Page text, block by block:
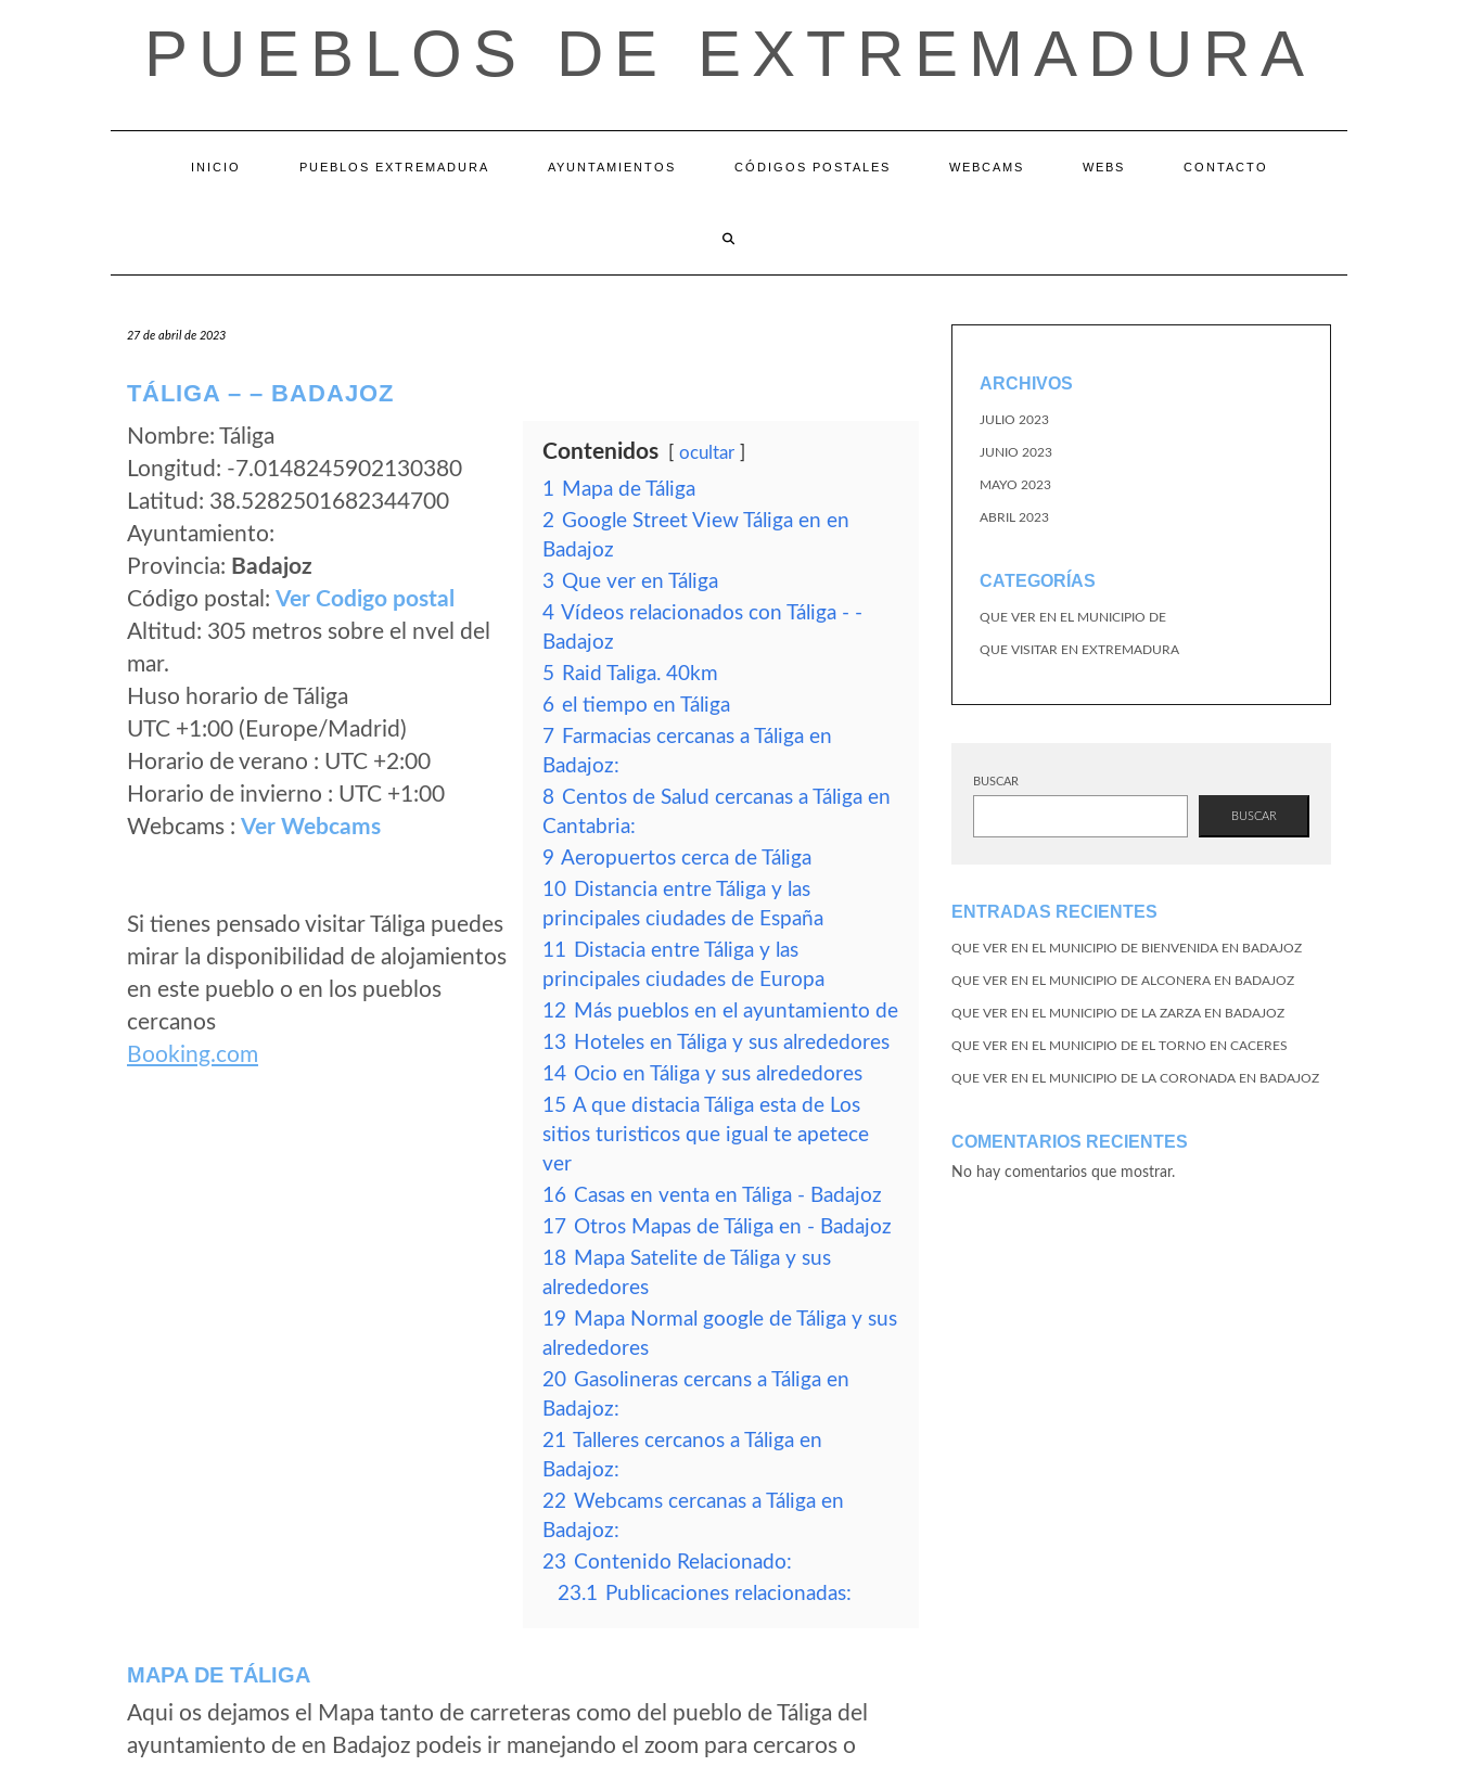
PUEBLOS DE EXTREMADURA
INICIO PUEBLOS EXTREMADURA AYUNTAMIENTOS CÓDIGOS POSTALES WEBCAMS WEBS CONTACTO
27 de abril de 2023
TÁLIGA – – BADAJOZ
Nombre: Táliga
Longitud: -7.0148245902130380
Latitud: 38.5282501682344700
Ayuntamiento:
Provincia: Badajoz
Código postal: Ver Codigo postal
Altitud: 305 metros sobre el nvel del
mar.
Huso horario de Táliga
UTC +1:00 (Europe/Madrid)
Horario de verano : UTC +2:00
Horario de invierno : UTC +1:00
Webcams : Ver Webcams
Si tienes pensado visitar Táliga puedes
mirar la disponibilidad de alojamientos
en este pueblo o en los pueblos
cercanos
Booking.com
Contenidos ocultar
1 Mapa de Táliga
2 Google Street View Táliga en en
Badajoz
3 Que ver en Táliga
4 Vídeos relacionados con Táliga - -
Badajoz
5 Raid Taliga. 40km
6 el tiempo en Táliga
7 Farmacias cercanas a Táliga en
Badajoz:
8 Centos de Salud cercanas a Táliga en
Cantabria:
9 Aeropuertos cerca de Táliga
10 Distancia entre Táliga y las
principales ciudades de España
11 Distacia entre Táliga y las
principales ciudades de Europa
12 Más pueblos en el ayuntamiento de
13 Hoteles en Táliga y sus alrededores
14 Ocio en Táliga y sus alrededores
15 A que distacia Táliga esta de Los
sitios turisticos que igual te apetece
ver
16 Casas en venta en Táliga - Badajoz
17 Otros Mapas de Táliga en - Badajoz
18 Mapa Satelite de Táliga y sus
alrededores
19 Mapa Normal google de Táliga y sus
alrededores
20 Gasolineras cercans a Táliga en
Badajoz:
21 Talleres cercanos a Táliga en
Badajoz:
22 Webcams cercanas a Táliga en
Badajoz:
23 Contenido Relacionado:
23.1 Publicaciones relacionadas:
MAPA DE TÁLIGA
Aqui os dejamos el Mapa tanto de carreteras como del pueblo de Táliga del
ayuntamiento de en Badajoz podeis ir manejando el zoom para cercaros o
ARCHIVOS
JULIO 2023
JUNIO 2023
MAYO 2023
ABRIL 2023
CATEGORÍAS
QUE VER EN EL MUNICIPIO DE
QUE VISITAR EN EXTREMADURA
BUSCAR
BUSCAR
ENTRADAS RECIENTES
QUE VER EN EL MUNICIPIO DE BIENVENIDA EN BADAJOZ
QUE VER EN EL MUNICIPIO DE ALCONERA EN BADAJOZ
QUE VER EN EL MUNICIPIO DE LA ZARZA EN BADAJOZ
QUE VER EN EL MUNICIPIO DE EL TORNO EN CACERES
QUE VER EN EL MUNICIPIO DE LA CORONADA EN BADAJOZ
COMENTARIOS RECIENTES
No hay comentarios que mostrar.